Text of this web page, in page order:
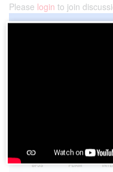
Please login to join